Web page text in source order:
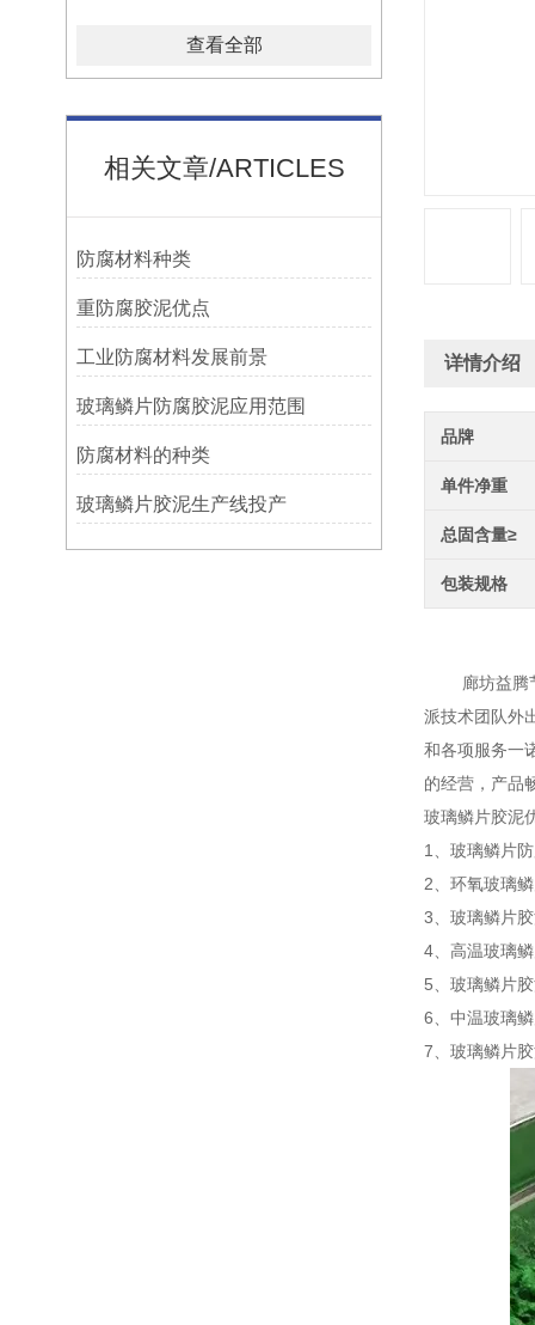
查看全部
相关文章/ARTICLES
防腐材料种类
重防腐胶泥优点
工业防腐材料发展前景
玻璃鳞片防腐胶泥应用范围
防腐材料的种类
玻璃鳞片胶泥生产线投产
详情介绍
品牌
单件净重
总固含量≥
包装规格
廊坊益腾节
派技术团队外
和各项服务一
的经营，产品
玻璃鳞片胶泥
1、玻璃鳞片
2、环氧玻璃
3、玻璃鳞片
4、高温玻璃
5、玻璃鳞片
6、中温玻璃
7、玻璃鳞片